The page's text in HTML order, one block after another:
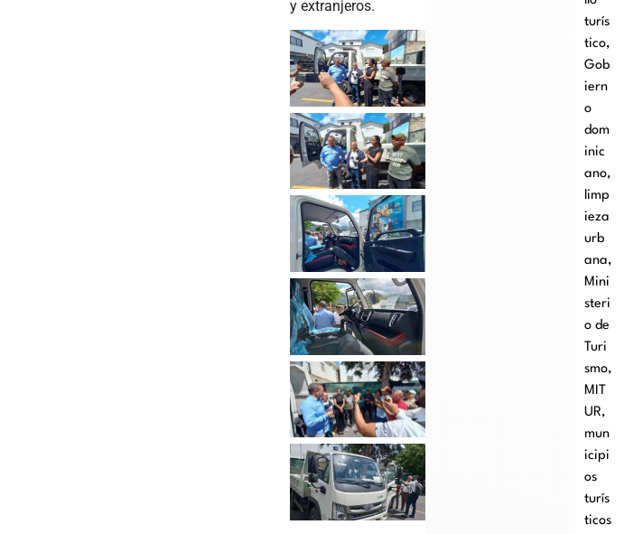
y extranjeros.
turís
tico,
Gob
iern
o
dom
inic
ano,
limp
ieza
urb
ana,
Mini
steri
o de
Turi
smo,
MIT
UR,
mun
icipi
os
turís
ticos